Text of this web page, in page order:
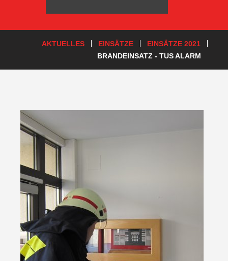
AKTUELLES EINSÄTZE
EINSÄTZE 2021
BRANDEINSATZ - TUS ALARM